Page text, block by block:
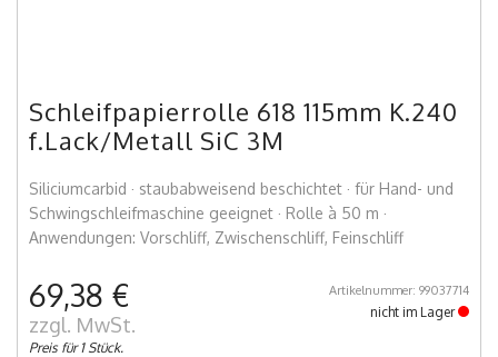
Schleifpapierrolle 618 115mm K.240
f.Lack/Metall SiC 3M
Siliciumcarbid · staubabweisend beschichtet · für Hand- und
Schwingschleifmaschine geeignet · Rolle à 50 m ·
Anwendungen: Vorschliff, Zwischenschliff, Feinschliff
69,38 €
zzgl. MwSt.
Preis für 1 Stück.
Artikelnummer: 99037714
nicht im Lager